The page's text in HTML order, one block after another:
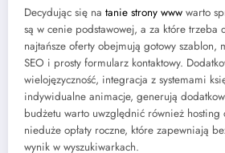
Decydując się na tanie strony www warto
są w cenie podstawowej, a za które trzeba
najtańsze oferty obejmują gotowy
SEO i prosty formularz kontaktowy.
wielojęzyczność, integracja z systemami
indywidualne animacje, generują
budżetu warto uwzględnić również
nieduże opłaty roczne, które zapewniają
wynik w wyszukiwarkach.